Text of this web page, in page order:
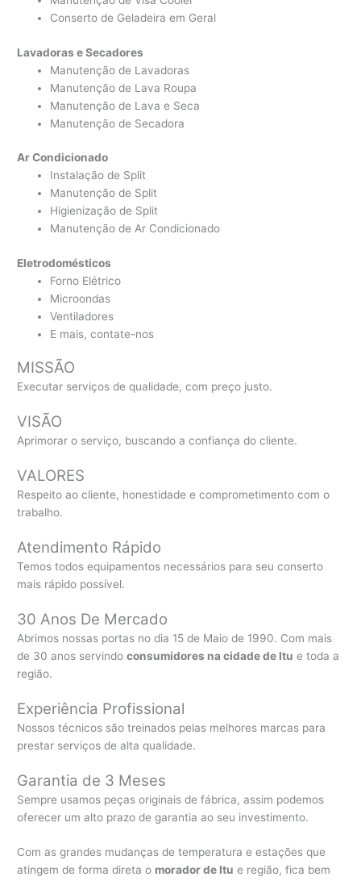
Conserto de Geladeira em Geral
Lavadoras e Secadores
Manutenção de Lavadoras
Manutenção de Lava Roupa
Manutenção de Lava e Seca
Manutenção de Secadora
Ar Condicionado
Instalação de Split
Manutenção de Split
Higienização de Split
Manutenção de Ar Condicionado
Eletrodomésticos
Forno Elétrico
Microondas
Ventiladores
E mais, contate-nos
MISSÃO
Executar serviços de qualidade, com preço justo.
VISÃO
Aprimorar o serviço, buscando a confiança do cliente.
VALORES
Respeito ao cliente, honestidade e comprometimento com o
trabalho.
Atendimento Rápido
Temos todos equipamentos necessários para seu conserto
mais rápido possível.
30 Anos De Mercado
Abrimos nossas portas no dia 15 de Maio de 1990. Com mais
de 30 anos servindoconsumidores na cidade de Itu e toda a
região.
Experiência Profissional
Nossos técnicos são treinados pelas melhores marcas para
prestar serviços de alta qualidade.
Garantia de 3 Meses
Sempre usamos peças originais de fábrica, assim podemos
oferecer um alto prazo de garantia ao seu investimento.
Com as grandes mudanças de temperatura e estações que
atingem de forma direta o morador de Itu e região, fica bem